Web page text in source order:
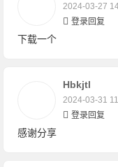
2024-03-27
登录回复
下载一个
Hbkjtl
2024-03-31
登录回复
感谢分享